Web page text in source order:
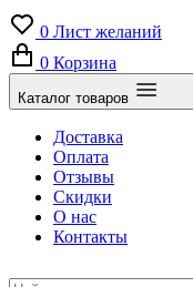
0 Лист желаний
0 Корзина
Каталог товаров
Доставка
Оплата
Отзывы
Скидки
О нас
Контакты